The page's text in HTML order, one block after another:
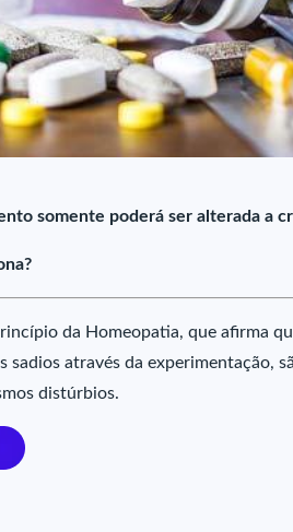
somente poderá ser alterada a
da Homeopatia, que afirma
através da experimentação,
distúrbios.